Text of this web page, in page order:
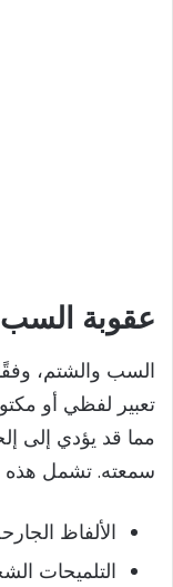
عقوبة
السب والشتم،
تعبير لفظي أو
مما قد يؤدي إلى
سمعته. تشمل هذه
الألفاظ
التلميحات